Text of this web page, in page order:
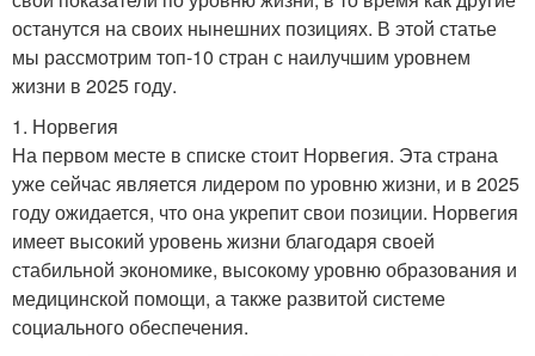
останутся на своих нынешних позициях. В этой статье
мы рассмотрим топ-10 стран с наилучшим уровнем
жизни в 2025 году.
1. Норвегия
На первом месте в списке стоит Норвегия. Эта страна
уже сейчас является лидером по уровню жизни, и в 2025
году ожидается, что она укрепит свои позиции. Норвегия
имеет высокий уровень жизни благодаря своей
стабильной экономике, высокому уровню образования и
медицинской помощи, а также развитой системе
социального обеспечения.